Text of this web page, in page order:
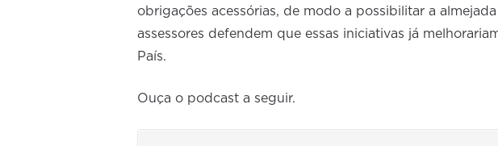
obrigações acessórias, de modo a possibilitar a
assessores defendem que essas iniciativas já
País.
Ouça o podcast a seguir.